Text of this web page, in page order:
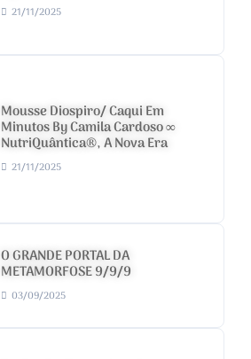
21/11/2025
Mousse Diospiro/ Caqui Em
Minutos By Camila Cardoso ∞
NutriQuântica®, A Nova Era
21/11/2025
O GRANDE PORTAL DA
METAMORFOSE 9/9/9
03/09/2025